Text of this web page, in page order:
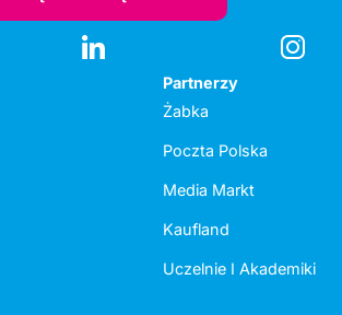
Partnerzy
Żabka
Poczta Polska
Media Markt
Kaufland
Uczelnie I Akademiki